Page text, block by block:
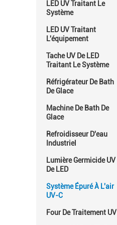
LED UV Traitant Le
Système
LED UV Traitant
L'équipement
Tache UV De LED
Traitant Le Système
Réfrigérateur De Bath
De Glace
Machine De Bath De
Glace
Refroidisseur D'eau
Industriel
Lumière Germicide UV
De LED
Système Épuré À L'air
UV-C
Four De Traitement UV